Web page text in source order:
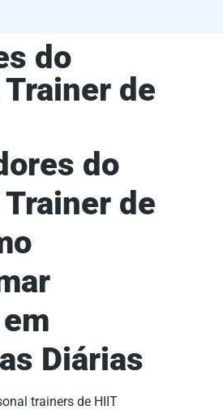
do
de
do
de
Diárias
trainers de HIIT